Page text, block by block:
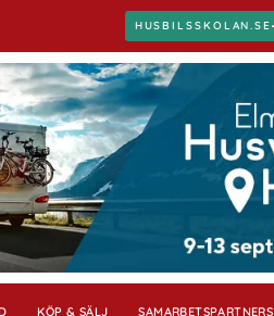
HUSBILSSKOLAN.SE
KÖP & SÄLJ SAMARBETSPARTNERS